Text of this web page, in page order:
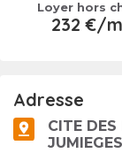
Loyer hors
232 €/
Adresse
CITE
JUMIEGES